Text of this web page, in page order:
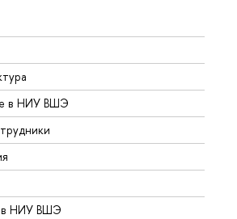
в НИУ ВШЭ
в НИУ ВШЭ